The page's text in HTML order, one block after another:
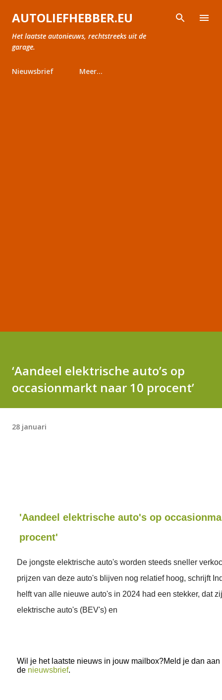
Doorgaan naar hoofdcontent
AUTOLIEFHEBBER.EU
Het laatste autonieuws, rechtstreeks uit de
garage.
Nieuwsbrief Meer…
‘Aandeel elektrische auto’s op
occasionmarkt naar 10 procent’
28 januari
'Aandeel elektrische auto's op
procent'
De jongste elektrische auto's worden steeds sneller
prijzen van deze auto's blijven nog relatief hoog, schrijft
helft van alle nieuwe auto's in 2024 had een stekker, dat
elektrische auto's (BEV's) en
Wil je het laatste nieuws in jouw mailbox?Meld je dan aan
de nieuwsbrief.